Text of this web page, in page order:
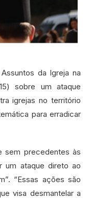
da Igreja na
sobre um ataque
igrejas no território
para erradicar
sem precedentes às
um ataque direto ao
“Essas ações são
visa desmantelar a